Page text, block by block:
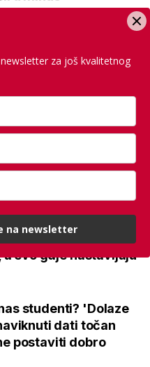
se mogu
predmeta: Stižu
a evo gdje nastavljaju
studenti? 'Dolaze
dati točan
postaviti dobro
za još kvalitetnog
na newsletter